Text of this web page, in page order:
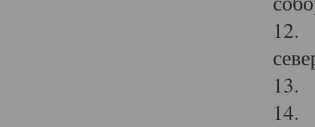
12.
13.
14.